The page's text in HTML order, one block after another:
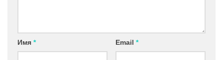
Имя * Email *